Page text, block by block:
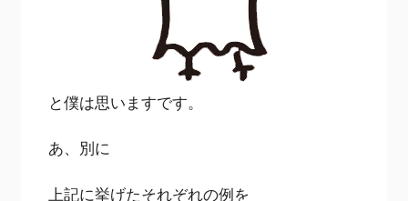
と僕は思いますです。
あ、別に
上記に挙げたそれぞれの例を